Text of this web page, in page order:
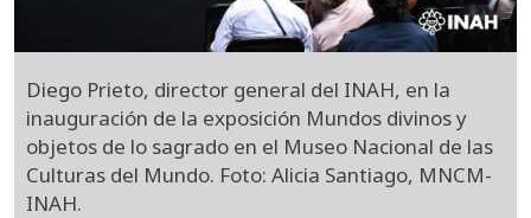
Diego Prieto, director general del INAH, en la
inauguración de la exposición Mundos divinos y
objetos de lo sagrado en el Museo Nacional de las
Culturas del Mundo. Foto: Alicia Santiago, MNCM-
INAH.